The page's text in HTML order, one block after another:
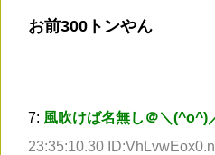
お前300トンやん
7: 風吹けば名無し＠＼(^o^)
23:35:10.30